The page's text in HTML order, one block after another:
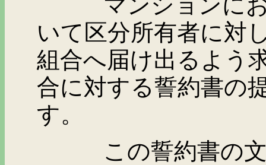
いて区分所有者に対
組合へ届け出るよう
合に対する誓約書の
す。
この誓約書の文言